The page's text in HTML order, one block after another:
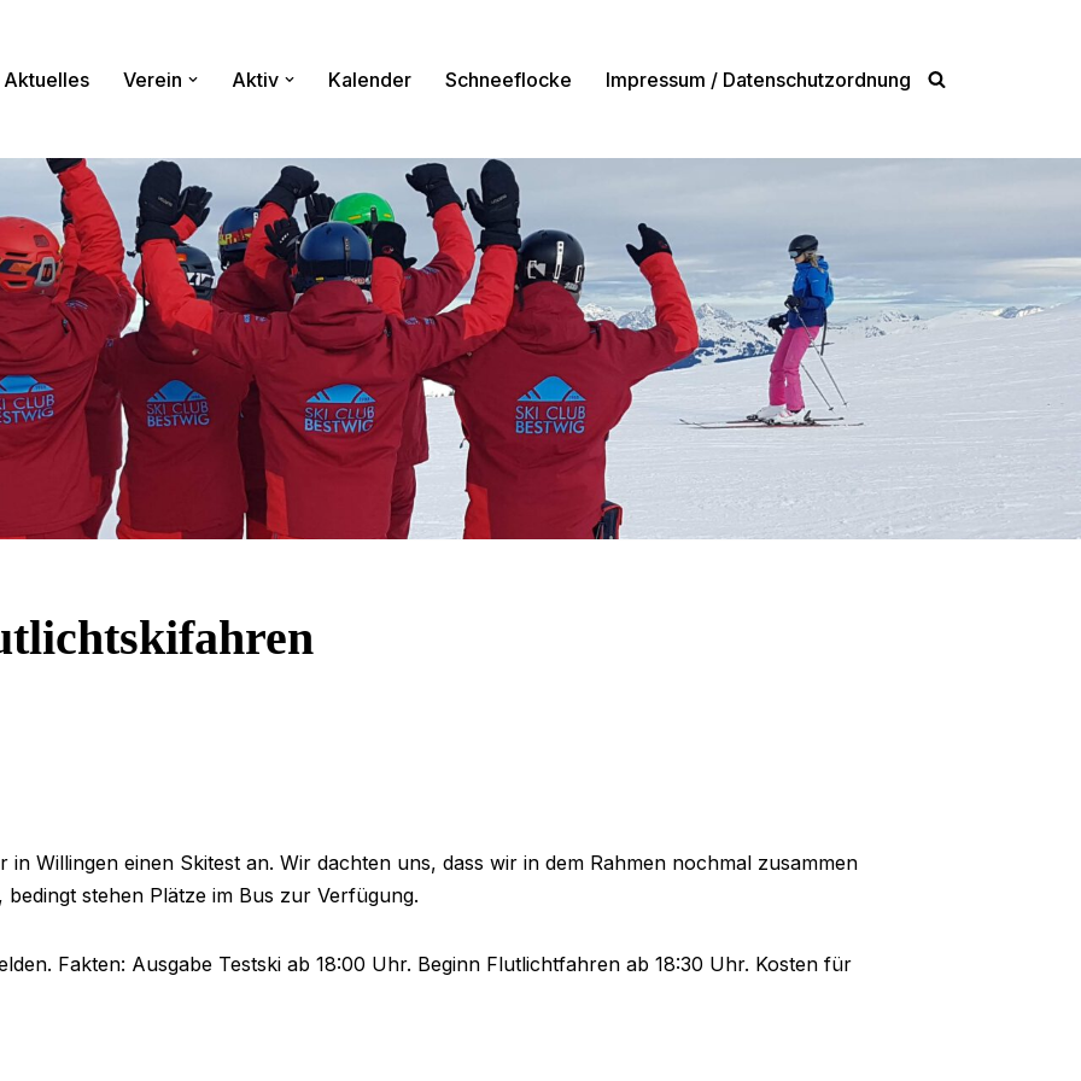
Aktuelles Verein Aktiv Kalender Schneeflocke Impressum / Datenschutzordnung
Willingen einen Skitest an. Wir dachten uns, dass wir in dem Rahmen nochmal zusammen
stehen Plätze im Bus zur Verfügung.
Fakten: Ausgabe Testski ab 18:00 Uhr. Beginn Flutlichtfahren ab 18:30 Uhr. Kosten für